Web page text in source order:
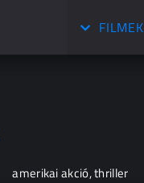
FILMEK
amerikai akció, thriller